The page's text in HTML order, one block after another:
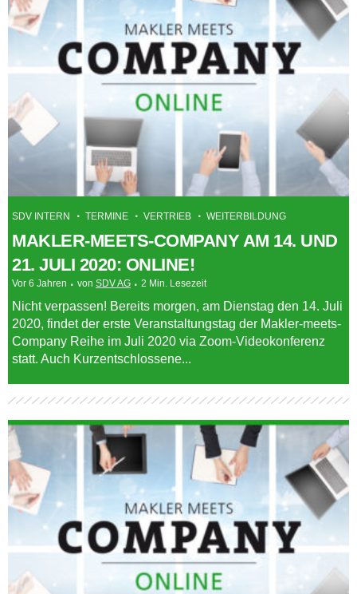
SDV INTERN TERMINE VERTRIEB WEITERBILDUNG
MAKLER-MEETS-COMPANY AM 14. UND
21. JULI 2020: ONLINE!
Vor 6 Jahren von SDV AG 2 Min. Lesezeit
Nicht verpassen! Bereits morgen, am Dienstag den 14. Juli
2020, findet der erste Veranstaltungstag der Makler-meets-
Company Reihe im Juli 2020 via Zoom-Videokonferenz
statt. Auch Kurzentschlossene...